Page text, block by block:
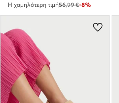
Η χαμηλότερη τιμή56,99 €-8%